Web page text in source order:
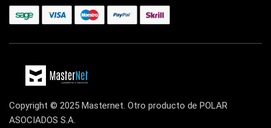
Copyright © 2025 Masternet. Otro producto de POLAR
ASOCIADOS S.A.